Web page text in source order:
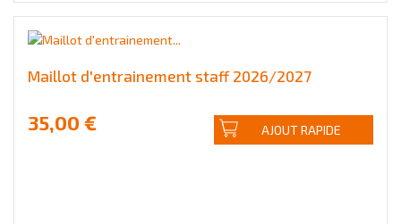
Maillot d'entrainement staff 2026/2027
35,00 € AJOUT RAPIDE